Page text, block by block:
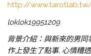
http://
loklok19951209
背景介紹：與新來的男
作上發生了點事, 心情糟